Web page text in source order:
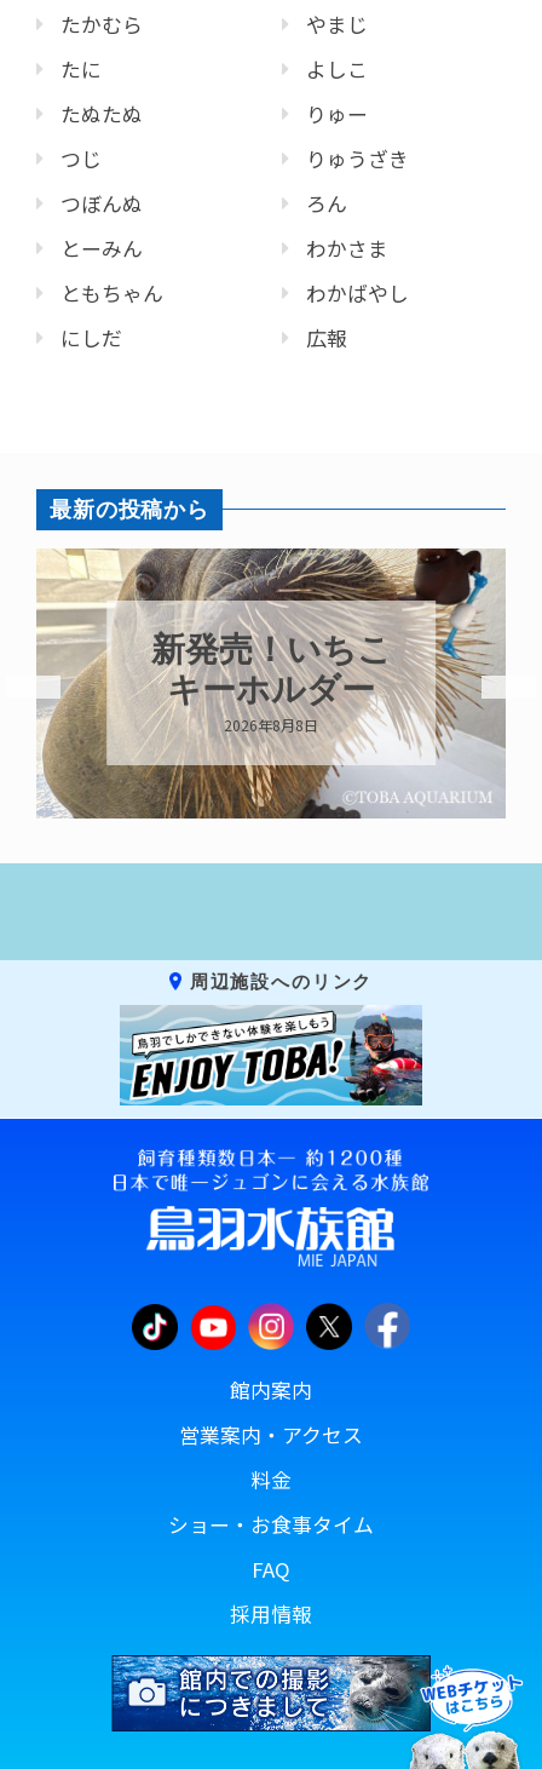
たかむら
たに
たぬたぬ
つじ
つぼんぬ
とーみん
ともちゃん
にしだ
やまじ
よしこ
りゅー
りゅうざき
ろん
わかさま
わかばやし
広報
最新の投稿から
新発売！いちこ
キーホルダー
2026年8月8日
周辺施設へのリンク
館内案内
営業案内・アクセス
料金
ショー・お食事タイム
FAQ
採用情報